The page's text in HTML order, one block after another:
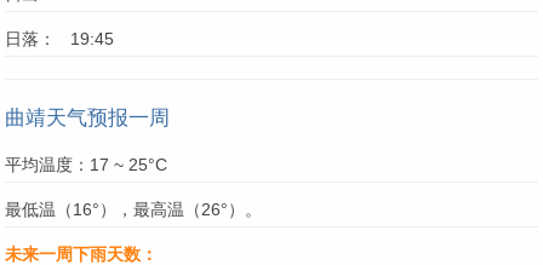
日落： 19:45
曲靖天气预报一周
平均温度：17 ~ 25°C
最低温（16°），最高温（26°）。
未来一周下雨天数：